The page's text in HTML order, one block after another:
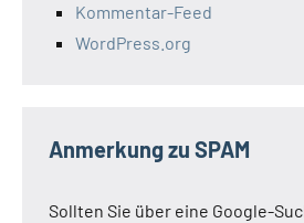
Kommentar-Feed
WordPress.org
Anmerkung zu SPAM
Sollten Sie über eine Google-